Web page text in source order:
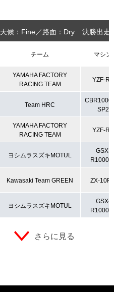
天候：Fine 路面：Dry 決勝出走
チーム マシン
YAMAHA FACTORY
RACING TEAM
YZF-R1
Team HRC
SP2
YAMAHA FACTORY
RACING TEAM
YZF-R1
ヨシムラスズキMOTUL
GSX-
Kawasaki Team GREEN ZX-
ヨシムラスズキMOTUL
GSX-
さらに見る